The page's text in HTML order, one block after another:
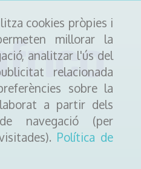
cookies pròpies i
millorar la
analitzar l'ús del
relacionada
sobre la
a partir dels
navegació (per
Política de